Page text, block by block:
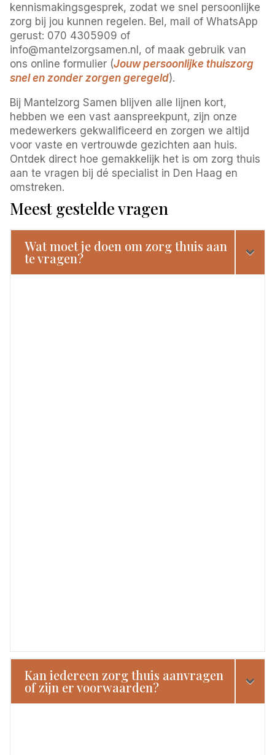
kennismakingsgesprek, zodat we snel persoonlijke
zorg bij jou kunnen regelen. Bel, mail of WhatsApp
gerust: 070 4305909 of
info@mantelzorgsamen.nl, of maak gebruik van
ons online formulier (Jouw persoonlijke thuiszorg
snel en zonder zorgen geregeld).
Bij Mantelzorg Samen blijven alle lijnen kort,
hebben we een vast aanspreekpunt, zijn onze
medewerkers gekwalificeerd en zorgen we altijd
voor vaste en vertrouwde gezichten aan huis.
Ontdek direct hoe gemakkelijk het is om zorg thuis
aan te vragen bij dé specialist in Den Haag en
omstreken.
Meest gestelde vragen
Wat moet je doen om zorg thuis aan
te vragen?
Kan iedereen zorg thuis aanvragen
of zijn er voorwaarden?